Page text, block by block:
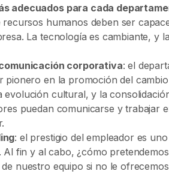
adecuados para cada
recursos humanos deben ser
La tecnología es cambiante, y
corporativa: el
pionero en la promoción del
evolución cultural, y la
puedan comunicarse y trabajar
: el prestigio del empleador es
Al fin y al cabo, ¿cómo
nuestro equipo si no le